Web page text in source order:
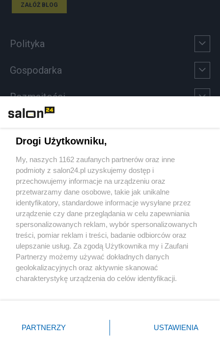
ZAŁÓŻ BLOG
Polityka
Gospodarka
Rozmaitości
Sport
Społeczeństwo
Kultura
X Facebook Instagram Youtube
Drogi Użytkowniku,
My, naszych 1162 zaufanych partnerów oraz inne
podmioty z salon24.pl uzyskujemy dostęp i
przechowujemy informacje na urządzeniu oraz
przetwarzamy dane osobowe, takie jak unikalne
identyfikatory, standardowe informacje wysyłane przez
urządzenie czy dane przeglądania w celu zapewniania
spersonalizowanych reklam, wybór spersonalizowanych
treści, pomiar reklam i treści, badanie odbiorców oraz
ulepszanie usług. Za zgodą Użytkownika my i Zaufani
Partnerzy możemy używać dokładnych danych
geolokalizacyjnych oraz aktywnie skanować
charakterystykę urządzenia do celów identyfikacji.
zmienić/wycofać klikając przycisk ustawień prywatności
znajdujący się w lewym dolnym rogu strony
PARTNERZY USTAWIENIA